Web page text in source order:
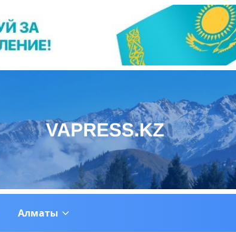
Алматы